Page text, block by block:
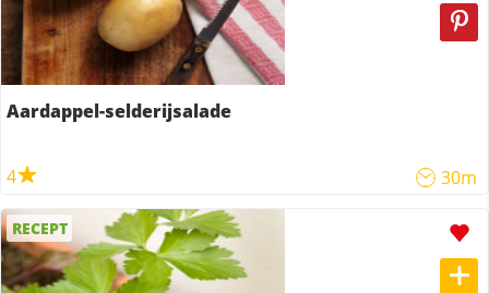
Aardappel-selderijsalade
4 30m
RECEPT